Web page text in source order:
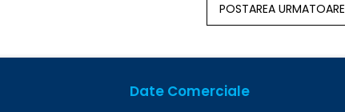
POSTAREA URMATOARE
Date Comerciale